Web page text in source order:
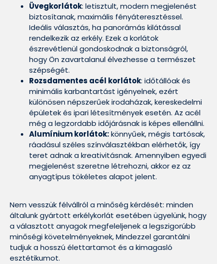
Üvegkorlátok: letisztult, modern megjelenést
biztosítanak, maximális fényáteresztéssel.
Ideális választás, ha panorámás kilátással
rendelkezik az erkély. Ezek a korlátok
észrevétlenül gondoskodnak a biztonságról,
hogy Ön zavartalanul élvezhesse a természet
szépségét.
Rozsdamentes acél korlátok: időtállóak és
minimális karbantartást igényelnek, ezért
különösen népszerűek irodaházak, kereskedelmi
épületek és ipari létesítmények esetén. Az acél
még a legzordabb időjárásnak is képes ellenállni.
Alumínium korlátok:könnyűek, mégis tartósak,
ráadásul széles színválasztékban elérhetők, így
teret adnak a kreativitásnak. Amennyiben egyedi
megjelenést szeretne létrehozni, akkor ez az
anyagtípus tökéletes alapot jelent.
Nem vesszük félvállról a minőség kérdését: minden
általunk gyártott erkélykorlát esetében ügyelünk, hogy
a választott anyagok megfeleljenek a legszigorúbb
minőségi követelményeknek, Mindezzel garantálni
tudjuk a hosszú élettartamot és a kimagasló
esztétikumot.